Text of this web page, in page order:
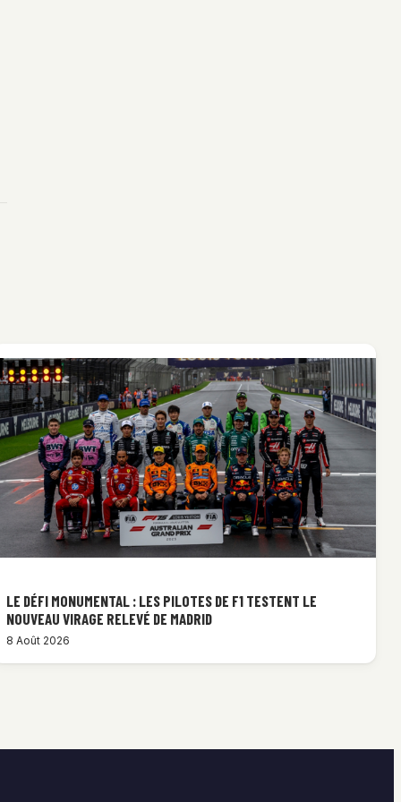
LE DÉFI MONUMENTAL : LES PILOTES DE F1 TESTENT LE
NOUVEAU VIRAGE RELEVÉ DE MADRID
8 Août 2026